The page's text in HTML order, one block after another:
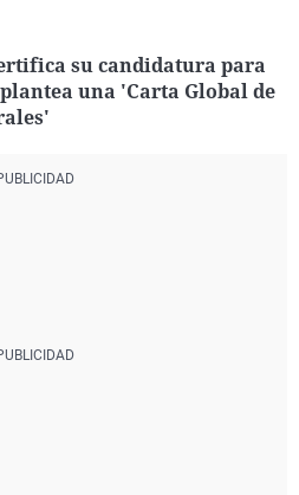
su candidatura para
una 'Carta Global de